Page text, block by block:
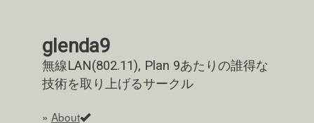
glenda9
無線LAN(802.11), Plan 9あたりの誰得な
技術を取り上げるサークル
» About